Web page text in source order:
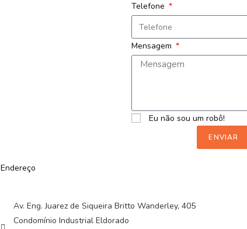
Telefone
Mensagem
Eu não sou um robô!
ENVIAR
Endereço
Av. Eng. Juarez de Siqueira Britto Wanderley, 405
Condomínio Industrial Eldorado